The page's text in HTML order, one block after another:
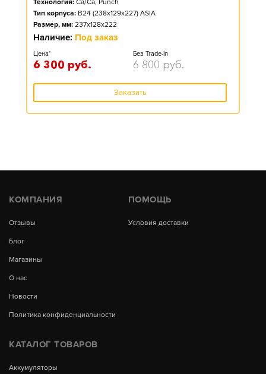
Технология: Ca/Ca, Punch
Тип корпуса: B24 (238x129x227) ASIA
Размер, мм: 237x128x222
Наличие: Под заказ
Цена*
6 300 руб.
Без Trade-in
6 800 руб.
Заказать
КОМПАНИЯ
Отзывы
Блог
Магазины
О нас
Новости
Политика конфиденциальности
ПОМОЩЬ
Условия доставки
КАТАЛОГ ТОВАРОВ
Аккумуляторы